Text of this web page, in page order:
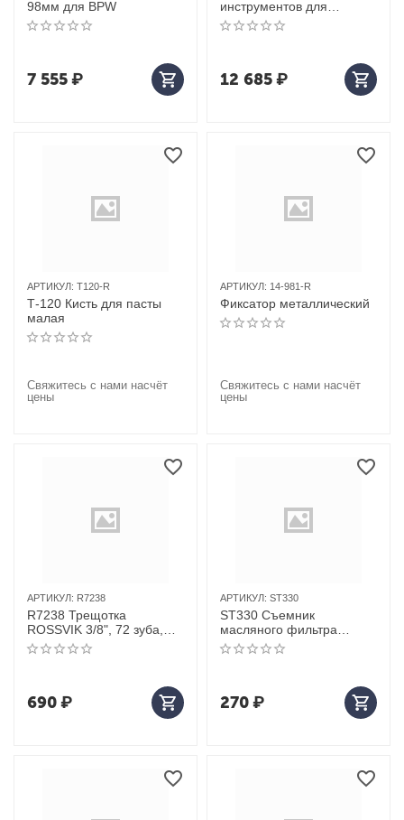
98мм для BPW
7 555₽
инструментов для
тестирования давления в
радиаторе, 28 предметов
12 685₽
АРТИКУЛ: T120-R
Т-120 Кисть для пасты
малая
Свяжитесь с нами насчёт
цены
АРТИКУЛ: 14-981-R
Фиксатор металлический
Свяжитесь с нами насчёт
цены
АРТИКУЛ: R7238
R7238 Трещотка
ROSSVIK 3/8", 72 зуба,
мягкая ручка
690₽
АРТИКУЛ: ST330
ST330 Съемник
масляного фильтра
(чашка), размер 93мм х
36F, 3/8’’DR
270₽